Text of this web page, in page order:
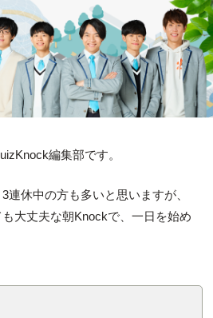
編集部です。
連休中の方も多いと思いますが、
大丈夫な朝Knockで、一日を始め